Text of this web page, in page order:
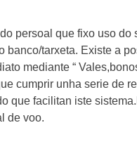
persoal que fixo uso do
banco/tarxeta. Existe a
mediante “
cumprir unha serie de
que facilitan iste
de voo.